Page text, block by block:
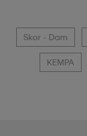
Skor - Dam
KEMPA